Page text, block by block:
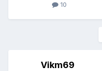
10
Vikm69